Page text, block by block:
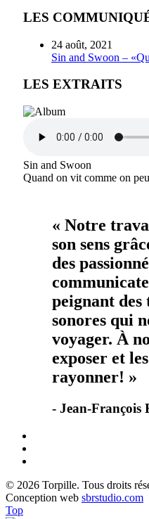
LES
24 août, 2021
Sin and Swoon –
LES EXTRAITS
Sin and Swoon
Quand on vit comme on
« Notre
son sens
des
peignant des
sonores qui
voyager. À
exposer et
rayonner! »
- Jean-François
© 2026 Torpille. Tous droits
Conception web sbrstudio.com
Top